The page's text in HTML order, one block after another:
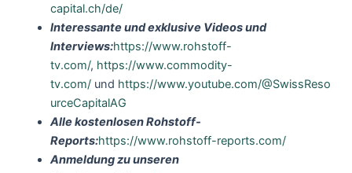
capital.ch/de/
Interessante und exklusive Videos und
Interviews:https://www.rohstoff-
tv.com/, https://www.commodity-
tv.com/und https://www.youtube.com/@SwissReso
urceCapitalAG
Alle kostenlosen Rohstoff-
Reports:https://www.rohstoff-reports.com/
Anmeldung zu unseren